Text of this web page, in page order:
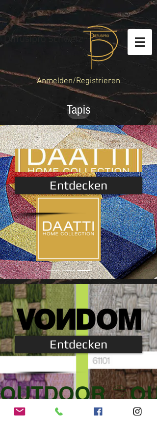
Diffusipro Schweiz
Anmelden/Registrieren
Tapis
Entdecken
Entdecken
OUTDOOR